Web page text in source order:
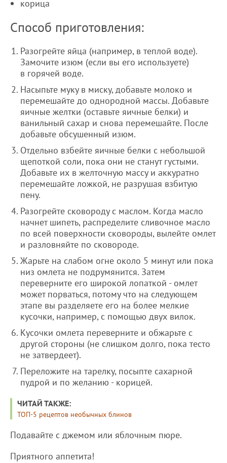
корица
Способ приготовления:
Разогрейте яйца (например, в теплой воде).
Замочите изюм (если вы его используете)
в горячей воде.
Насыпьте муку в миску, добавьте молоко и
перемешайте до однородной массы. Добавьте
яичные желтки (оставьте яичные белки) и
ванильный сахар и снова перемешайте. После
добавьте обсушенный изюм.
Отдельно взбейте яичные белки с небольшой
щепоткой соли, пока они не станут густыми.
Добавьте их в желточную массу и аккуратно
перемешайте ложкой, не разрушая взбитую
пену.
Разогрейте сковороду с маслом. Когда масло
начнет шипеть, распределите сливочное масло
по всей поверхности сковороды, вылейте омлет
и разловняйте по сковороде.
Жарьте на слабом огне около 5 минут или пока
низ омлета не подрумянится. Затем
переверните его широкой лопаткой - омлет
может порваться, потому что на следующем
этапе вы разделяете его на более мелкие
кусочки, например, с помощью двух вилок.
Кусочки омлета переверните и обжарьте с
другой стороны (не слишком долго, пока тесто
не затвердеет).
Переложите на тарелку, посыпте сахарной
пудрой и по желанию - корицей.
ЧИТАЙ ТАКЖЕ:
ТОП-5 рецептов необычных блинов
Подавайте с джемом или яблочным пюре.
Приятного аппетита!